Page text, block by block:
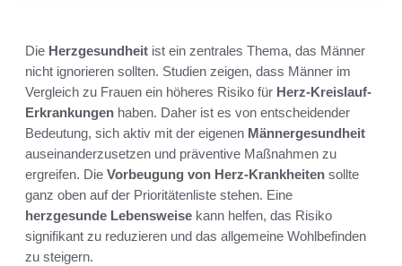
Die Herzgesundheit ist ein zentrales Thema, das Männer
nicht ignorieren sollten. Studien zeigen, dass Männer im
Vergleich zu Frauen ein höheres Risiko für Herz-Kreislauf-
Erkrankungen haben. Daher ist es von entscheidender
Bedeutung, sich aktiv mit der eigenen Männergesundheit
auseinanderzusetzen und präventive Maßnahmen zu
ergreifen. Die Vorbeugung von Herz-Krankheiten sollte
ganz oben auf der Prioritätenliste stehen. Eine
herzgesunde Lebensweise kann helfen, das Risiko
signifikant zu reduzieren und das allgemeine Wohlbefinden
zu steigern.